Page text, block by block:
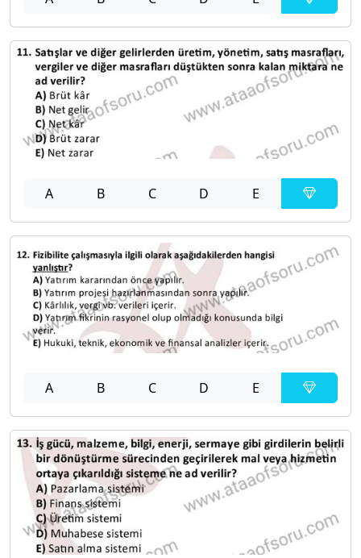
A B C D E
A B C D E